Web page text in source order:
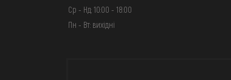
Ср - Нд: 10:00 - 18:00
Пн - Вт: вихідні